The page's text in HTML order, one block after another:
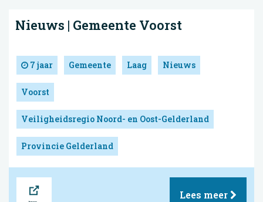
Nieuws | Gemeente Voorst
7 jaar Gemeente Laag Nieuws
Voorst
Veiligheidsregio Noord- en Oost-Gelderland
Provincie Gelderland
Lees meer